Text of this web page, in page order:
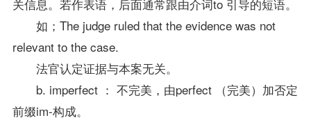
关信息。若作表语，后面通常跟由介词to 引导的短语。
如；The judge ruled that the evidence was not
relevant to the case.
法官认定证据与本案无关。
b. imperfect ： 不完美，由perfect （完美）加否定
前缀im-构成。